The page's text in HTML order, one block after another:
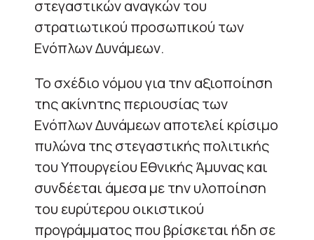
στεγαστικών αναγκών του
στρατιωτικού προσωπικού των
Ενόπλων Δυνάμεων.
Το σχέδιο νόμου για την αξιοποίηση
της ακίνητης περιουσίας των
Ενόπλων Δυνάμεων αποτελεί κρίσιμο
πυλώνα της στεγαστικής πολιτικής
του Υπουργείου Εθνικής Άμυνας και
συνδέεται άμεσα με την υλοποίηση
του ευρύτερου οικιστικού
προγράμματος που βρίσκεται ήδη σε